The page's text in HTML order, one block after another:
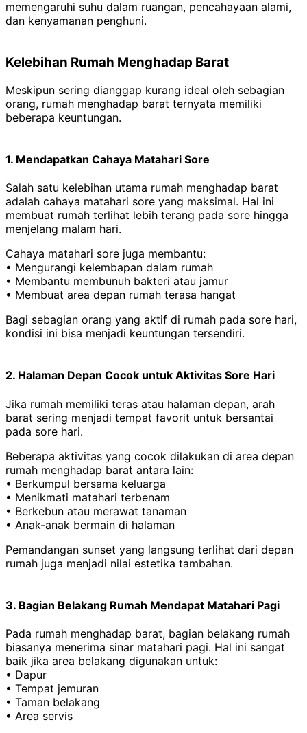
memengaruhi suhu dalam ruangan, pencahayaan alami,
dan kenyamanan penghuni.
Kelebihan Rumah Menghadap Barat
Meskipun sering dianggap kurang ideal oleh sebagian
orang, rumah menghadap barat ternyata memiliki
beberapa keuntungan.
1. Mendapatkan Cahaya Matahari Sore
Salah satu kelebihan utama rumah menghadap barat
adalah cahaya matahari sore yang maksimal. Hal ini
membuat rumah terlihat lebih terang pada sore hingga
menjelang malam hari.
Cahaya matahari sore juga membantu:
• Mengurangi kelembapan dalam rumah
• Membantu membunuh bakteri atau jamur
• Membuat area depan rumah terasa hangat
Bagi sebagian orang yang aktif di rumah pada sore hari,
kondisi ini bisa menjadi keuntungan tersendiri.
2. Halaman Depan Cocok untuk Aktivitas Sore Hari
Jika rumah memiliki teras atau halaman depan, arah
barat sering menjadi tempat favorit untuk bersantai
pada sore hari.
Beberapa aktivitas yang cocok dilakukan di area depan
rumah menghadap barat antara lain:
• Berkumpul bersama keluarga
• Menikmati matahari terbenam
• Berkebun atau merawat tanaman
• Anak-anak bermain di halaman
Pemandangan sunset yang langsung terlihat dari depan
rumah juga menjadi nilai estetika tambahan.
3. Bagian Belakang Rumah Mendapat Matahari Pagi
Pada rumah menghadap barat, bagian belakang rumah
biasanya menerima sinar matahari pagi. Hal ini sangat
baik jika area belakang digunakan untuk:
• Dapur
• Tempat jemuran
• Taman belakang
• Area servis